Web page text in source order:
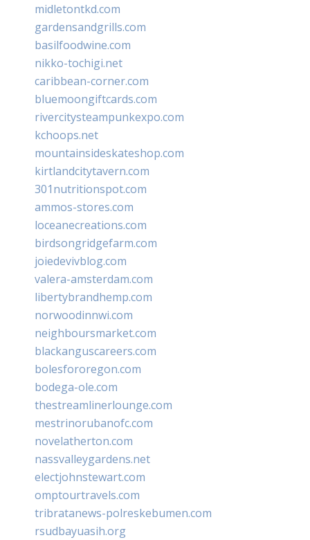
midletontkd.com
gardensandgrills.com
basilfoodwine.com
nikko-tochigi.net
caribbean-corner.com
bluemoongiftcards.com
rivercitysteampunkexpo.com
kchoops.net
mountainsideskateshop.com
kirtlandcitytavern.com
301nutritionspot.com
ammos-stores.com
loceanecreations.com
birdsongridgefarm.com
joiedevivblog.com
valera-amsterdam.com
libertybrandhemp.com
norwoodinnwi.com
neighboursmarket.com
blackanguscareers.com
bolesfororegon.com
bodega-ole.com
thestreamlinerlounge.com
mestrinorubanofc.com
novelatherton.com
nassvalleygardens.net
electjohnstewart.com
omptourtravels.com
tribratanews-polreskebumen.com
rsudbayuasih.org